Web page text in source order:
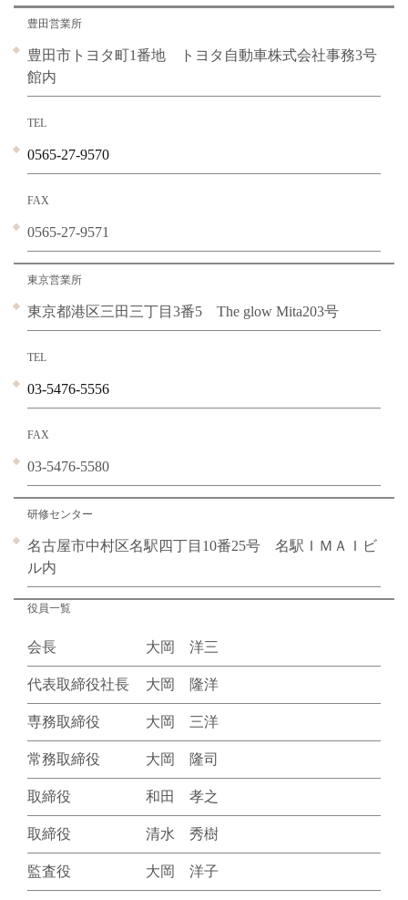
豊田営業所
豊田市トヨタ町1番地 トヨタ自動車株式会社事務3号
館内
TEL
0565-27-9570
FAX
0565-27-9571
東京営業所
東京都港区三田三丁目3番5 The glow Mita203号
TEL
03-5476-5556
FAX
03-5476-5580
研修センター
名古屋市中村区名駅四丁目10番25号 名駅ＩＭＡＩビ
ル内
役員一覧
会長 大岡 洋三
代表取締役社長 大岡 隆洋
専務取締役 大岡 三洋
常務取締役 大岡 隆司
取締役 和田 孝之
取締役 清水 秀樹
監査役 大岡 洋子